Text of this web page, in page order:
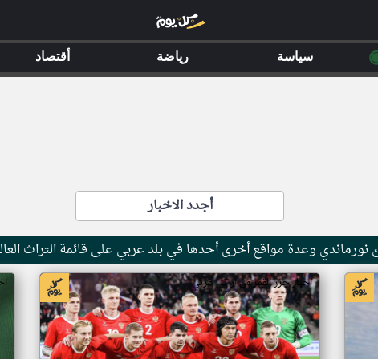
أجدد الاخبار
وعدة مواقع أخرى أحدها في بلد عربي على قائمة التراث
اخبار جزر القمر من ار تي عربي
سياسة رياضة أقتصاد